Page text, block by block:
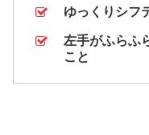
ゆっくりシフ
左手がふらふ
こと